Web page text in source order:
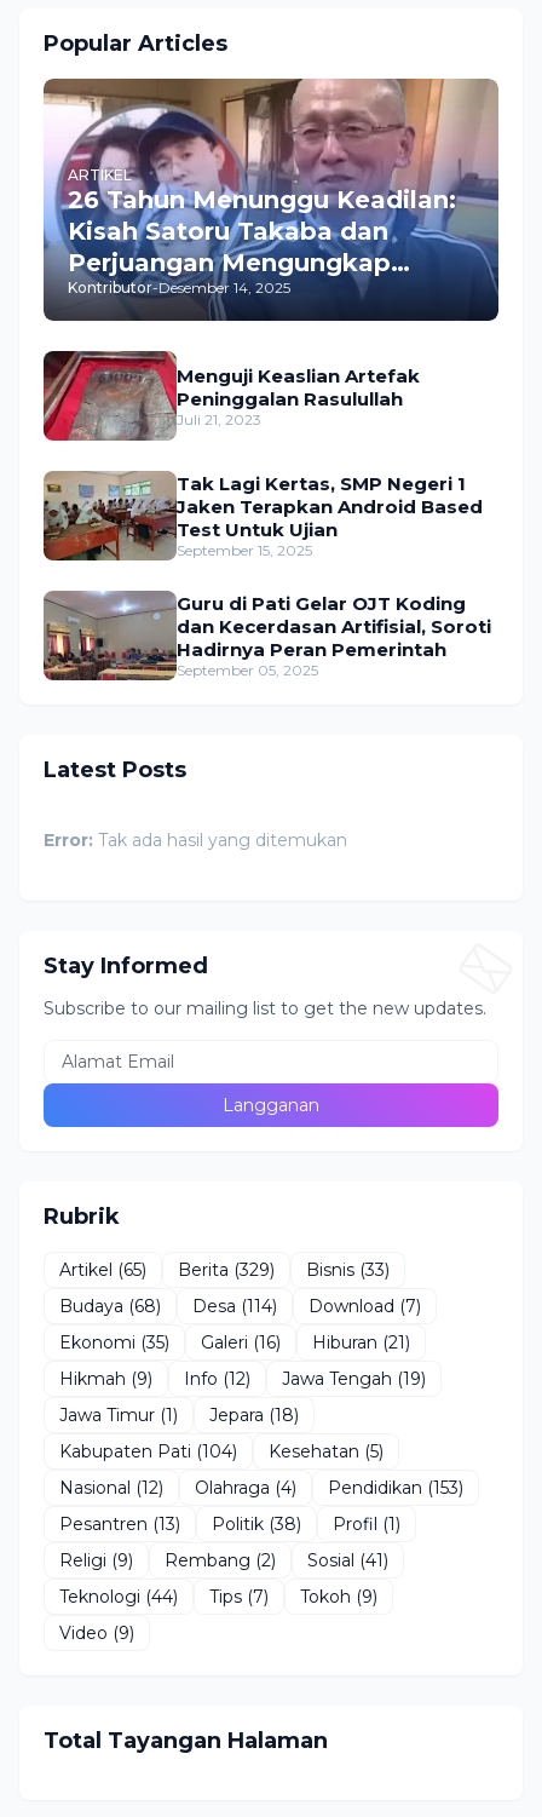
Popular Articles
ARTIKEL
26 Tahun Menunggu Keadilan:
Kisah Satoru Takaba dan
Perjuangan Mengungkap
Pembunuhan Istrinya
Kontributor-Desember 14, 2025
Menguji Keaslian Artefak
Peninggalan Rasulullah
Juli 21, 2023
Tak Lagi Kertas, SMP Negeri 1
Jaken Terapkan Android Based
Test Untuk Ujian
September 15, 2025
Guru di Pati Gelar OJT Koding
dan Kecerdasan Artifisial, Soroti
Hadirnya Peran Pemerintah
September 05, 2025
Latest Posts
Error: Tak ada hasil yang ditemukan
Stay Informed
Subscribe to our mailing list to get the new updates.
Rubrik
Artikel (65) Berita (329) Bisnis (33)
Budaya (68) Desa (114) Download (7)
Ekonomi (35) Galeri (16) Hiburan (21)
Hikmah (9) Info (12) Jawa Tengah (19)
Jawa Timur (1) Jepara (18)
Kabupaten Pati (104) Kesehatan (5)
Nasional (12) Olahraga (4) Pendidikan (153)
Pesantren (13) Politik (38) Profil (1)
Religi (9) Rembang (2) Sosial (41)
Teknologi (44) Tips (7) Tokoh (9)
Video (9)
Total Tayangan Halaman